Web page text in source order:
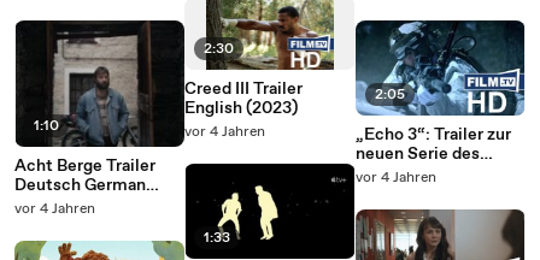
1:10
Acht Berge Trailer
Deutsch German
(2022)
vor 4 Jahren
2:30
Creed III Trailer
English (2023)
vor 4 Jahren
1:33
(2022)
2:05
„Echo 3“: Trailer zur
neuen Serie des
„Hurt Locker“-
vor 4 Jahren